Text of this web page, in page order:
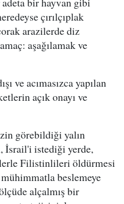
çırılçıplak
arazilerde diz
aşağılamak ve
ve acımasızca yapılan
açık onayı ve
görebildiği yalın
İsrail'i istediği yerde,
Filistinlileri öldürmesi
beslemeye
alçalmış bir